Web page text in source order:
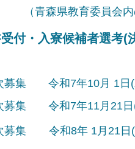
（青森県教育委員会
付・入寮候補者選考(
募集
募集
募集
令和7年10月 1日(
令和7年11月21日
令和8年 1月21日